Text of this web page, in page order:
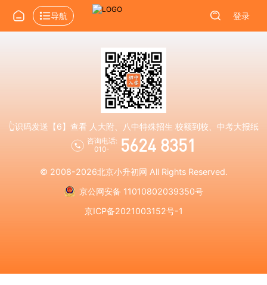
导航 登录
👆识码发送【6】查看 人大附、八中特殊招生 校额到校、中考大报纸
咨询电话:
010-
5624 8351
© 2008-2026北京小升初网 All Rights Reserved.
京公网安备 11010802039350号
京ICP备2021003152号-1